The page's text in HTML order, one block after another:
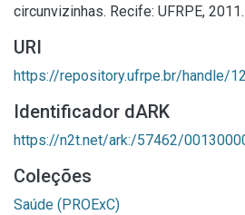
circunvizinhas. Recife: UFRPE,
URI
https://repository.ufrpe.br/handle/
Identificador dARK
https://n2t.net/ark:/57462/
Coleções
Saúde (PROExC)